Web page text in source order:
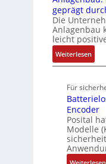
a
d
M
L
3
f
ü
s
i
c
h
e
r
e
n
g
u
n
d
R
o
o
t
i
k
u
rh
l
e
n
4
,
M
i
l
l
i
o
n
A
b
o
u
t
A
t
o
m
a
t
i
geprägt
Die
Anlagenbau
leicht
Weiterlesen:
A
f
t
r
a
g
s
e
Für
Encoder
Posital
Modelle
: